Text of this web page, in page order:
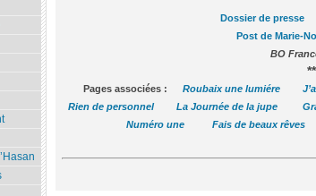
Dossier de presse
Post de Marie-
BO
Pages associées : Roubaix une lumiére
Rien de personnel
La Journée de la jupe
Numéro une
Fais de beaux rêves